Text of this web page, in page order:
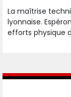
La maîtrise
lyonnaise.
efforts physique